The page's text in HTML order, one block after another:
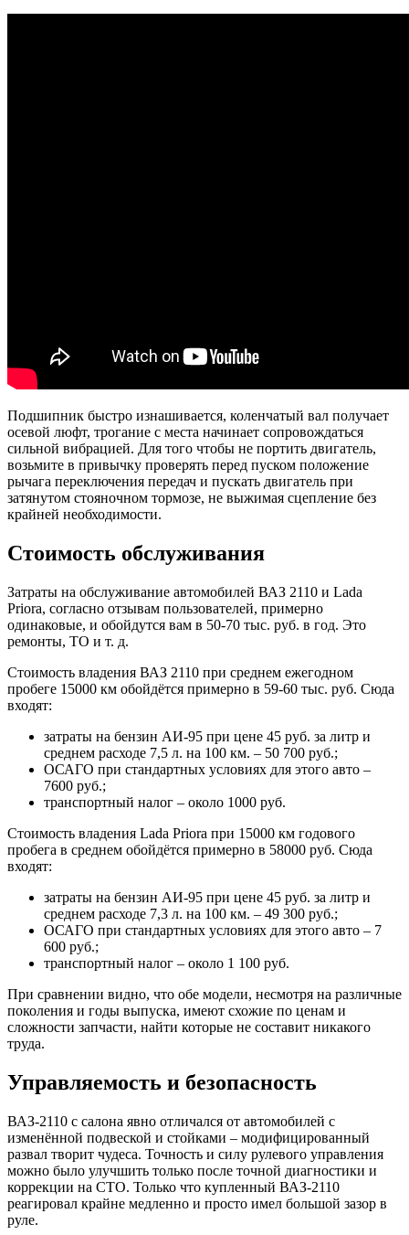
Подшипник быстро изнашивается, коленчатый вал получает
осевой люфт, трогание с места начинает сопровождаться
сильной вибрацией. Для того чтобы не портить двигатель,
возьмите в привычку проверять перед пуском положение
рычага переключения передач и пускать двигатель при
затянутом стояночном тормозе, не выжимая сцепление без
крайней необходимости.
Стоимость обслуживания
Затраты на обслуживание автомобилей ВАЗ 2110 и Lada
Priora, согласно отзывам пользователей, примерно
одинаковые, и обойдутся вам в 50-70 тыс. руб. в год. Это
ремонты, ТО и т. д.
Стоимость владения ВАЗ 2110 при среднем ежегодном
пробеге 15000 км обойдётся примерно в 59-60 тыс. руб. Сюда
входят:
затраты на бензин АИ-95 при цене 45 руб. за литр и
среднем расходе 7,5 л. на 100 км. – 50 700 руб.;
ОСАГО при стандартных условиях для этого авто –
7600 руб.;
транспортный налог – около 1000 руб.
Стоимость владения Lada Priora при 15000 км годового
пробега в среднем обойдётся примерно в 58000 руб. Сюда
входят:
затраты на бензин АИ-95 при цене 45 руб. за литр и
среднем расходе 7,3 л. на 100 км. – 49 300 руб.;
ОСАГО при стандартных условиях для этого авто – 7
600 руб.;
транспортный налог – около 1 100 руб.
При сравнении видно, что обе модели, несмотря на различные
поколения и годы выпуска, имеют схожие по ценам и
сложности запчасти, найти которые не составит никакого
труда.
Управляемость и безопасность
ВАЗ-2110 с салона явно отличался от автомобилей с
изменённой подвеской и стойками – модифицированный
развал творит чудеса. Точность и силу рулевого управления
можно было улучшить только после точной диагностики и
коррекции на СТО. Только что купленный ВАЗ-2110
реагировал крайне медленно и просто имел большой зазор в
руле.